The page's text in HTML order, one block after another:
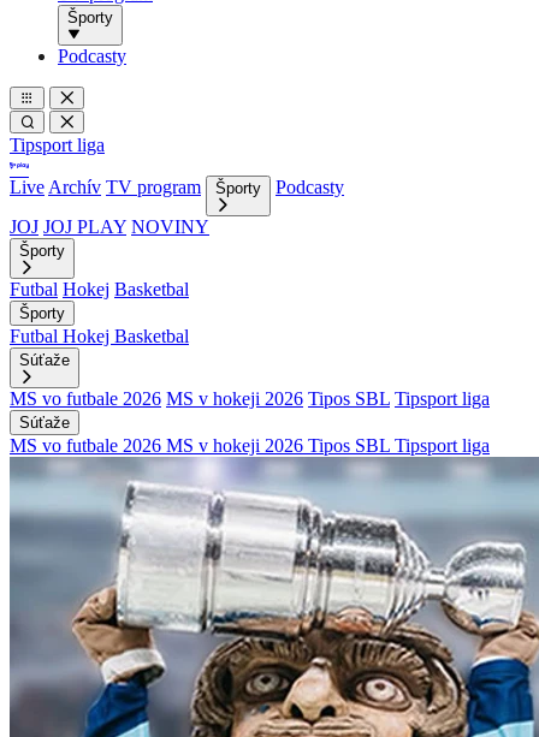
Športy
Podcasty
Tipsport liga
Live Archív TV program Športy
Podcasty
JOJ JOJ PLAY NOVINY
Športy
Futbal Hokej Basketbal
Športy
Futbal Hokej Basketbal
Súťaže
MS vo futbale 2026 MS v hokeji 2026 Tipos SBL Tipsport liga
Súťaže
MS vo futbale 2026 MS v hokeji 2026 Tipos SBL Tipsport liga